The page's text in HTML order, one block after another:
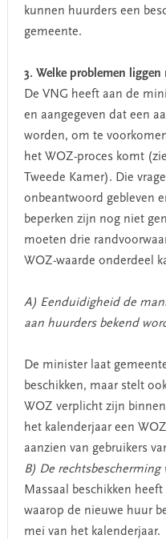
kunnen huurders een
gemeente.
3. Welke problemen liggen
De VNG heeft aan de
en aangegeven dat een
worden, om te
het WOZ-proces komt
Tweede Kamer). Die
onbeantwoord gebleven
beperken zijn nog niet
moeten drie
WOZ-waarde onderdeel
A) Eenduidigheid de
aan huurders bekend
De minister laat
beschikken, maar stelt
WOZ verplicht zijn
het kalenderjaar een
aanzien van gebruikers
B) De rechtsbescherming
Massaal beschikken
waarop de nieuwe huur
mei van het kalenderjaar.